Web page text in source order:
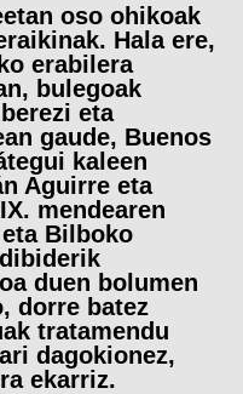
oso ohikoak
Hala ere,
erabilera
bulegoak
eta
gaude, Buenos
kaleen
Aguirre eta
mendearen
Bilboko
duen bolumen
dorre batez
tratamendu
dagokionez,
ekarriz.